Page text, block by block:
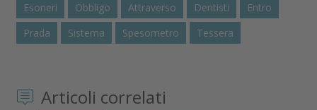
Esoneri
Obbligo Attraverso Dentisti
Entro
Prada
Sistema Spesometro Tessera
Articoli correlati